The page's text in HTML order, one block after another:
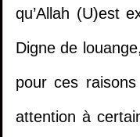
qu’Allah (U)est
Digne de
pour ces
attention à
pas la réussite
Mosleh
2.Etudier dans